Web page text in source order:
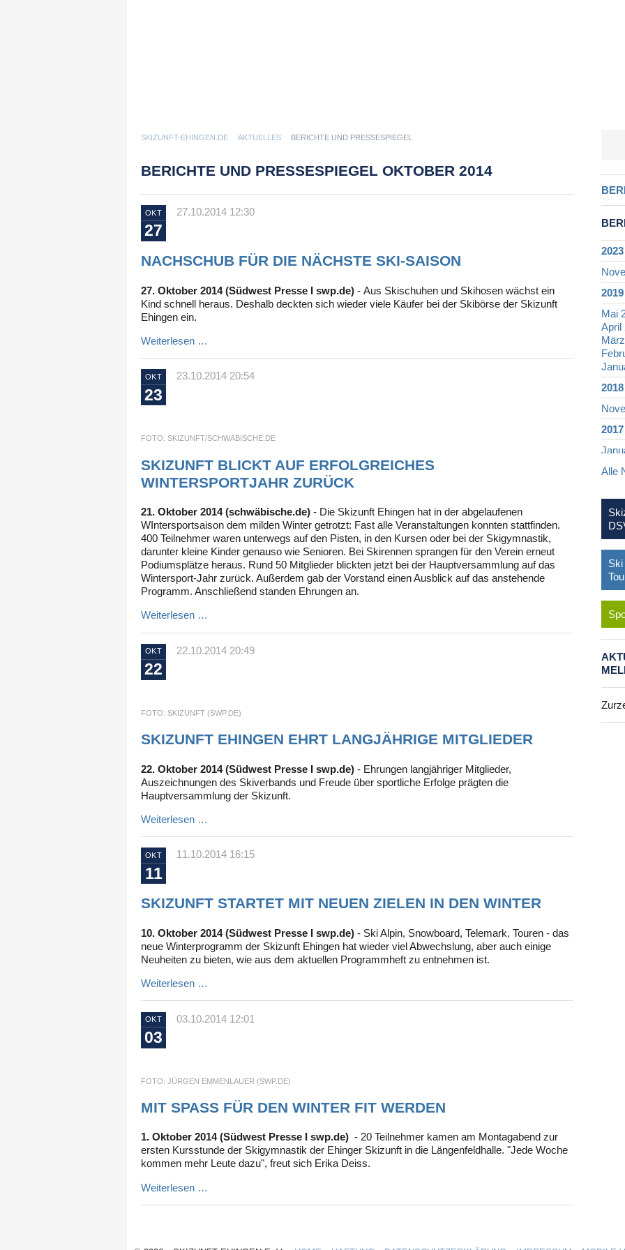
SKIZUNFT-EHINGEN.DE AKTUELLES BERICHTE UND PRESSESPIEGEL
BERICHTE UND PRESSESPIEGEL OKTOBER 2014
OKT
27
27.10.2014 12:30
NACHSCHUB FÜR DIE NÄCHSTE SKI-SAISON
27. Oktober 2014 (Südwest Presse I swp.de) - Aus Skischuhen und Skihosen wächst ein
Kind schnell heraus. Deshalb deckten sich wieder viele Käufer bei der Skibörse der Skizunft
Ehingen ein.
Weiterlesen …
OKT
23
23.10.2014 20:54
FOTO: SKIZUNFT/SCHWÄBISCHE.DE
SKIZUNFT BLICKT AUF ERFOLGREICHES
WINTERSPORTJAHR ZURÜCK
21. Oktober 2014 (schwäbische.de) - Die Skizunft Ehingen hat in der abgelaufenen
WIntersportsaison dem milden Winter getrotzt: Fast alle Veranstaltungen konnten stattfinden.
400 Teilnehmer waren unterwegs auf den Pisten, in den Kursen oder bei der Skigymnastik,
darunter kleine Kinder genauso wie Senioren. Bei Skirennen sprangen für den Verein erneut
Podiumsplätze heraus. Rund 50 Mitglieder blickten jetzt bei der Hauptversammlung auf das
Wintersport-Jahr zurück. Außerdem gab der Vorstand einen Ausblick auf das anstehende
Programm. Anschließend standen Ehrungen an.
Weiterlesen …
OKT
22
22.10.2014 20:49
FOTO: SKIZUNFT (SWP.DE)
SKIZUNFT EHINGEN EHRT LANGJÄHRIGE MITGLIEDER
22. Oktober 2014 (Südwest Presse I swp.de) - Ehrungen langjähriger Mitglieder,
Auszeichnungen des Skiverbands und Freude über sportliche Erfolge prägten die
Hauptversammlung der Skizunft.
Weiterlesen …
OKT
11
11.10.2014 16:15
SKIZUNFT STARTET MIT NEUEN ZIELEN IN DEN WINTER
10. Oktober 2014 (Südwest Presse I swp.de) - Ski Alpin, Snowboard, Telemark, Touren - das
neue Winterprogramm der Skizunft Ehingen hat wieder viel Abwechslung, aber auch einige
Neuheiten zu bieten, wie aus dem aktuellen Programmheft zu entnehmen ist.
Weiterlesen …
OKT
03
03.10.2014 12:01
FOTO: JÜRGEN EMMENLAUER (SWP.DE)
MIT SPASS FÜR DEN WINTER FIT WERDEN
1. Oktober 2014 (Südwest Presse I swp.de) - 20 Teilnehmer kamen am Montagabend zur
ersten Kursstunde der Skigymnastik der Ehinger Skizunft in die Längenfeldhalle. "Jede Woche
kommen mehr Leute dazu", freut sich Erika Deiss.
Weiterlesen …
2023
2019
Mai
April
2018
2017
2016
2015
April
2014
Mai
April
Alle
Ski